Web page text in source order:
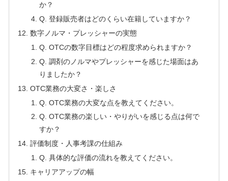
か？
Q. 登録販売者はどのくらい在籍していますか？
数字ノルマ・プレッシャーの実態
Q. OTCの数字目標はどの程度求められますか？
Q. 調剤のノルマやプレッシャーを感じた場面はあ
りましたか？
OTC業務の大変さ・楽しさ
Q. OTC業務の大変な点を教えてください。
Q. OTC業務の楽しい・やりがいを感じる点は何で
すか？
評価制度・人事考課の仕組み
Q. 具体的な評価の流れを教えてください。
キャリアアップの幅